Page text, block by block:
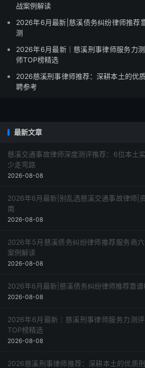
战案例解读
2026年6月最新|慈溪债务纠纷律师推荐
测
2026年6月最新｜慈溪刑事律师服务力
师TOP榜精选
2026慈溪刑事律师推荐：深耕本土的优
聘参考
最新文章
慈溪交通事故律师深度测评推荐：6位本土
少走弯路
2026-08-08
2026年6月最新|别乱选慈溪交通事故律师|
南
2026-08-08
2026年5月慈溪债务纠纷律师推荐服务商
案例解读
2026-08-08
2026年6月最新|慈溪债务纠纷律师推荐靠
2026-08-08
2026年6月最新｜慈溪刑事律师服务力测
TOP榜精选
2026-08-08
2026慈溪刑事律师推荐：深耕本土的优质